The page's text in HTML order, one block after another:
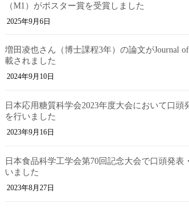
（M1）がポスター賞を受賞しました
2025年9月6日
増田凌也さん（博士課程3年）の論文がJournal of
載されました
2024年9月10日
日本応用糖質科学会2023年度大会において口頭
を行いました
2023年9月16日
日本食品科学工学会第70回記念大会で口頭発表
いました
2023年8月27日